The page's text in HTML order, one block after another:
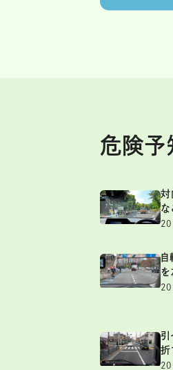
危険予
対
な
自
を
引
折